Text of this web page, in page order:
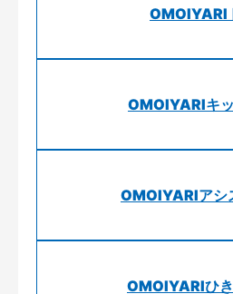
OMOIYARI
OMOIYARIキ
OMOIYARIアシ
OMOIYARIひ